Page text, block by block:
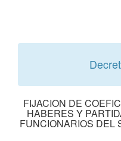
FIJACION DE
HABERES Y
FUNCIONARIOS DEL